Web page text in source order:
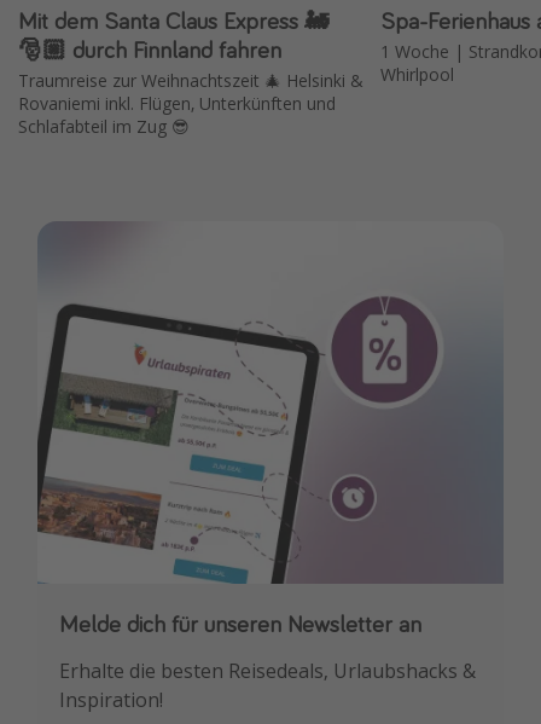
Mit dem Santa Claus Express 🚂
🎅🏼 durch Finnland fahren
Traumreise zur Weihnachtszeit 🎄 Helsinki &
Rovaniemi inkl. Flügen, Unterkünften und
Schlafabteil im Zug 😎
Spa-
1 Woche |
Whirlpool
Melde dich für unseren Newsletter an
Erhalte die besten Reisedeals, Urlaubshacks &
Inspiration!
Downloade unsere App
Buche die besten Reiseschnäppchen als
Erstes.